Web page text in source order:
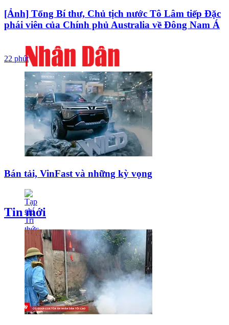
[Ảnh] Tổng Bí thư, Chủ tịch nước Tô Lâm tiếp Đặc
phái viên của Chính phủ Australia về Đông Nam Á
22 phút
Bán tải, VinFast và những kỳ vọng
Tin mới